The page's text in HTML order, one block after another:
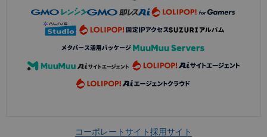
コーポレートサイト採用サイト